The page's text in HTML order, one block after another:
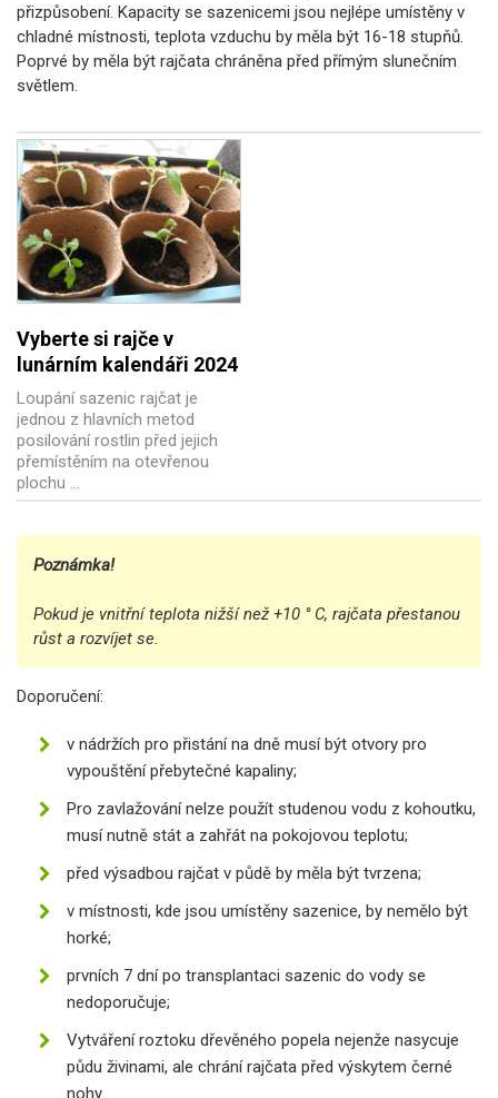
přizpůsobení. Kapacity se sazenicemi jsou nejlépe umístěny v
chladné místnosti, teplota vzduchu by měla být 16-18 stupňů.
Poprvé by měla být rajčata chráněna před přímým slunečním
světlem.
Vyberte si rajče v
lunárním kalendáři 2024
Loupání sazenic rajčat je
jednou z hlavních metod
posilování rostlin před jejich
přemístěním na otevřenou
plochu ...
Poznámka!
Pokud je vnitřní teplota nižší než +10 ° C, rajčata přestanou
růst a rozvíjet se.
Doporučení:
v nádržích pro přistání na dně musí být otvory pro
vypouštění přebytečné kapaliny;
Pro zavlažování nelze použít studenou vodu z kohoutku,
musí nutně stát a zahřát na pokojovou teplotu;
před výsadbou rajčat v půdě by měla být tvrzena;
v místnosti, kde jsou umístěny sazenice, by nemělo být
horké;
prvních 7 dní po transplantaci sazenic do vody se
nedoporučuje;
Vytváření roztoku dřevěného popela nejenže nasycuje
půdu živinami, ale chrání rajčata před výskytem černé
nohy.